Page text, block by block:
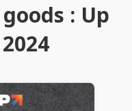
: Up